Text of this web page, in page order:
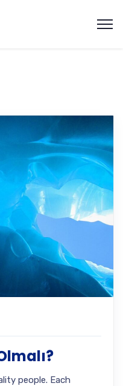
people. Each